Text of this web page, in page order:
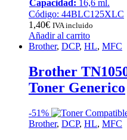
Capacidad: 16,6 ml.
Código: 44BLC125XLC
1,40€ IVA incluido
Añadir al carrito
Brother, DCP, HL, MFC
Brother
Toner Generico
-51%
Brother, DCP, HL, MFC